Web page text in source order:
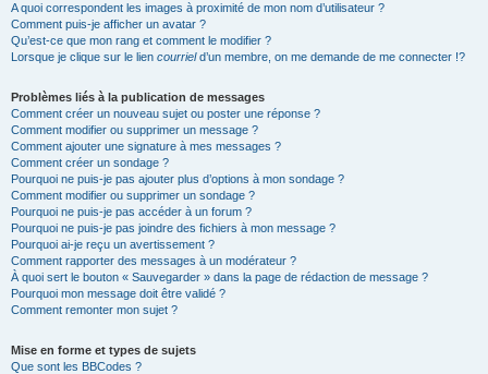
A quoi correspondent les images à proximité de mon nom d’utilisateur ?
Comment puis-je afficher un avatar ?
Qu’est-ce que mon rang et comment le modifier ?
Lorsque je clique sur le lien courrield’un membre, on me demande de me connecter !?
Problèmes liés à la publication de messages
Comment créer un nouveau sujet ou poster une réponse ?
Comment modifier ou supprimer un message ?
Comment ajouter une signature à mes messages ?
Comment créer un sondage ?
Pourquoi ne puis-je pas ajouter plus d’options à mon sondage ?
Comment modifier ou supprimer un sondage ?
Pourquoi ne puis-je pas accéder à un forum ?
Pourquoi ne puis-je pas joindre des fichiers à mon message ?
Pourquoi ai-je reçu un avertissement ?
Comment rapporter des messages à un modérateur ?
À quoi sert le bouton « Sauvegarder » dans la page de rédaction de message ?
Pourquoi mon message doit être validé ?
Comment remonter mon sujet ?
Mise en forme et types de sujets
Que sont les BBCodes ?